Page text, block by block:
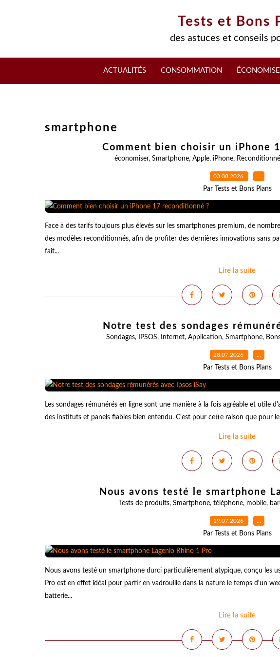
Tests et Bons
des astuces et conseils
ACTUALITÉS CONSOMMATION
smartphone
Comment bien choisir un iPhone
économiser, Smartphone, Apple, iPhone, Reconditionné
03.08.2026 …
Par Tests et Bons Plans
Face à des tarifs toujours plus élevés sur les smartphones premium, de
des modèles reconditionnés, afin de profiter des dernières innovations sans
fait...
Lire la suite
Notre test des sondages
Sondages, IPSOS, Internet, Application, Smartphone,
28.07.2026 …
Par Tests et Bons Plans
Les sondages rémunérés en ligne sont une manière à la fois agréable et utile
des instituts et panels fiables bien entendu. C'est pour cette raison que pour
Lire la suite
Nous avons testé le smartphone
Tests de produits, Smartphone, téléphone, mobile,
19.07.2026 …
Par Tests et Bons Plans
Nous avons testé un smartphone durci particulièrement atypique, conçu les
Pro est en effet idéal pour partir en vadrouille dans la nature le temps d'un
batterie...
Lire la suite